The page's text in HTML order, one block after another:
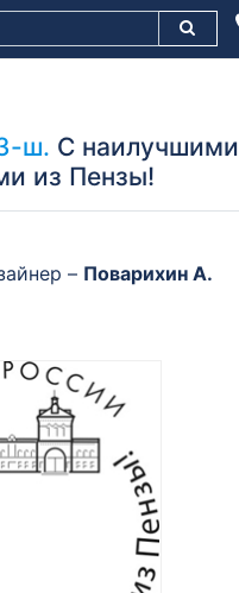
ш. С наилучшими
из Пензы!
– Поварихин А.